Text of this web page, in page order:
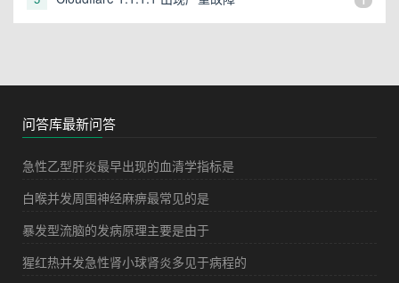
问答库最新问答
急性乙型肝炎最早出现的血清学指标是
白喉并发周围神经麻痹最常见的是
暴发型流脑的发病原理主要是由于
猩红热并发急性肾小球肾炎多见于病程的